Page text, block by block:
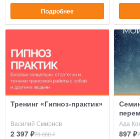
Подробнее
Тренинг «Гипноз-практик»
Василий Смирнов
2 397 ₽70 000 ₽
Ада
897 ₽